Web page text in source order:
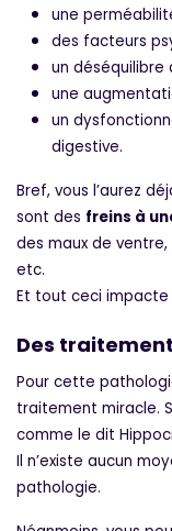
une
des facteurs
un déséquilibre
une
un
digestive.
Bref, vous l’aurez
sont des freins à
des maux de
etc.
Et tout ceci
Des
Pour cette
traitement miracle.
comme le dit
Il n’existe aucun
pathologie.